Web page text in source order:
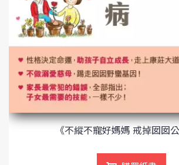
《不縱不寵好媽媽 戒掉囡囡